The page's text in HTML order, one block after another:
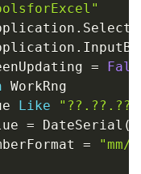
.
.
=
WorkRng
Like
= DateSerial (
=
"mm/